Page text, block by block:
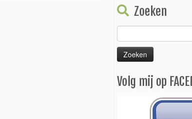
Zoeken
naar:
Volg mij op